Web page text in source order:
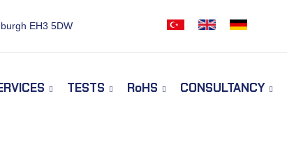
EH3 5DW
TESTS RoHS CONSULTANCY